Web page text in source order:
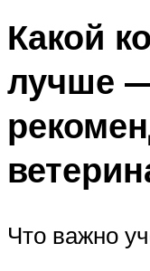
Какой
лучше
Что важно